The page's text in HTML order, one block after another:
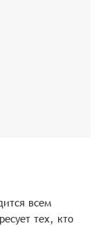
всем
тех, кто